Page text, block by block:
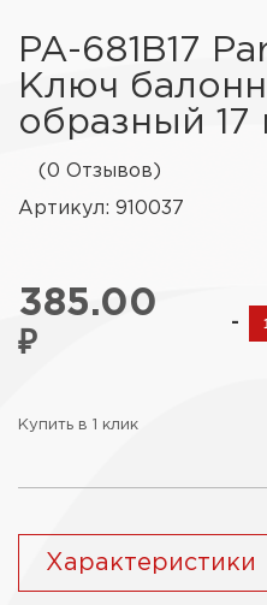
PA-681B17
Ключ
образный 17
(0 Отзывов)
Артикул: 910037
385.00
₽
-
Купить в 1 клик
Характеристики